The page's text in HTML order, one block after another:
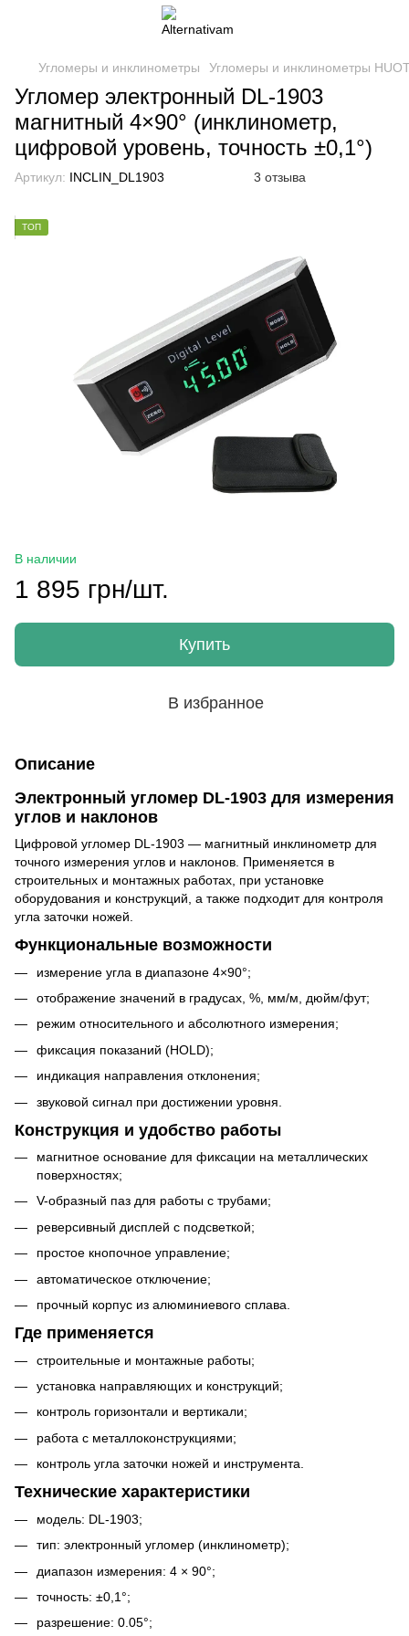
Угломеры и инклинометры Угломеры и инклинометры
Угломер электронный DL-1903
магнитный 4×90° (инклинометр,
цифровой уровень, точность ±0,1°)
Артикул: INCLIN_DL1903 3 отзыва
ТОП
В наличии
1 895 грн/шт.
Купить
В избранное
Описание
Электронный угломер DL-1903 для измерения
углов и наклонов
Цифровой угломер DL-1903 — магнитный инклинометр для
точного измерения углов и наклонов. Применяется в
строительных и монтажных работах, при установке
оборудования и конструкций, а также подходит для контроля
угла заточки ножей.
Функциональные возможности
измерение угла в диапазоне 4×90°;
отображение значений в градусах, %, мм/м, дюйм/фут;
режим относительного и абсолютного измерения;
фиксация показаний (HOLD);
индикация направления отклонения;
звуковой сигнал при достижении уровня.
Конструкция и удобство работы
магнитное основание для фиксации на металлических
поверхностях;
V-образный паз для работы с трубами;
реверсивный дисплей с подсветкой;
простое кнопочное управление;
автоматическое отключение;
прочный корпус из алюминиевого сплава.
Где применяется
строительные и монтажные работы;
установка направляющих и конструкций;
контроль горизонтали и вертикали;
работа с металлоконструкциями;
контроль угла заточки ножей и инструмента.
Технические характеристики
модель: DL-1903;
тип: электронный угломер (инклинометр);
диапазон измерения: 4 × 90°;
точность: ±0,1°;
разрешение: 0.05°;